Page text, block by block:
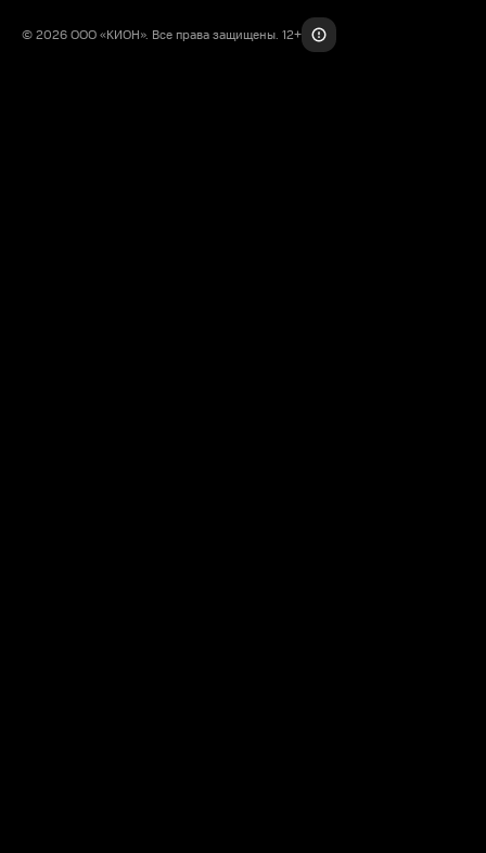
© 2026 ООО «КИОН». Все права защищены. 12+